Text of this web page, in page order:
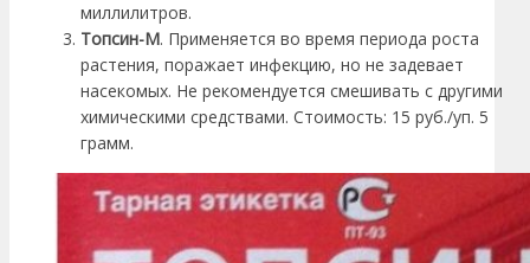
миллилитров.
Топсин-М. Применяется во время периода роста
растения, поражает инфекцию, но не задевает
насекомых. Не рекомендуется смешивать с другими
химическими средствами. Стоимость: 15 руб./уп. 5
грамм.